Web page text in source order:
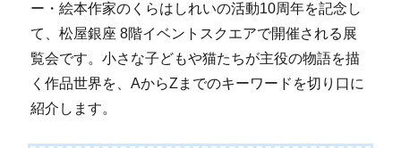
ー・絵本作家のくらはしれいの活動10周年を記念し
て、松屋銀座 8階イベントスクエアで開催される展
覧会です。小さな子どもや猫たちが主役の物語を描
く作品世界を、AからZまでのキーワードを切り口に
紹介します。